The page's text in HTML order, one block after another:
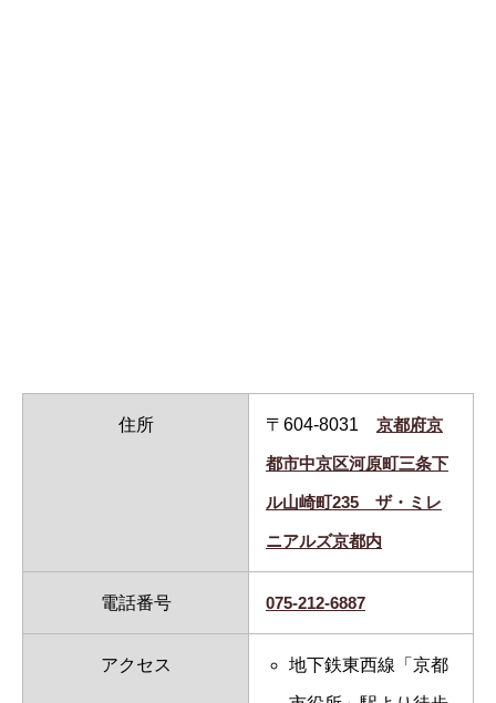
住所 〒604-8031 京都府京
都市中京区河原町三条下
ル山崎町235 ​ザ・ミレ
ニアルズ京都内
電話番号 075-212-6887
アクセス 地下鉄東西線「京都